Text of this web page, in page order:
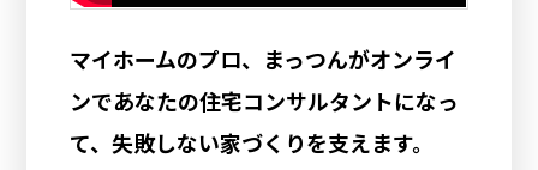
マイホームのプロ、まっつんがオンライ
ンであなたの住宅コンサルタントになっ
て、失敗しない家づくりを支えます。